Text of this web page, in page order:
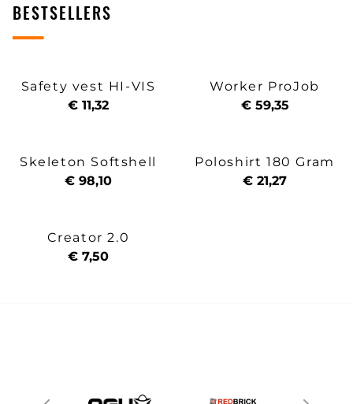
BESTSELLERS
Safety vest HI-VIS
€ 11,32
Worker ProJob
€ 59,35
Skeleton Softshell
€ 98,10
Poloshirt 180 Gram
€ 21,27
Creator 2.0
€ 7,50